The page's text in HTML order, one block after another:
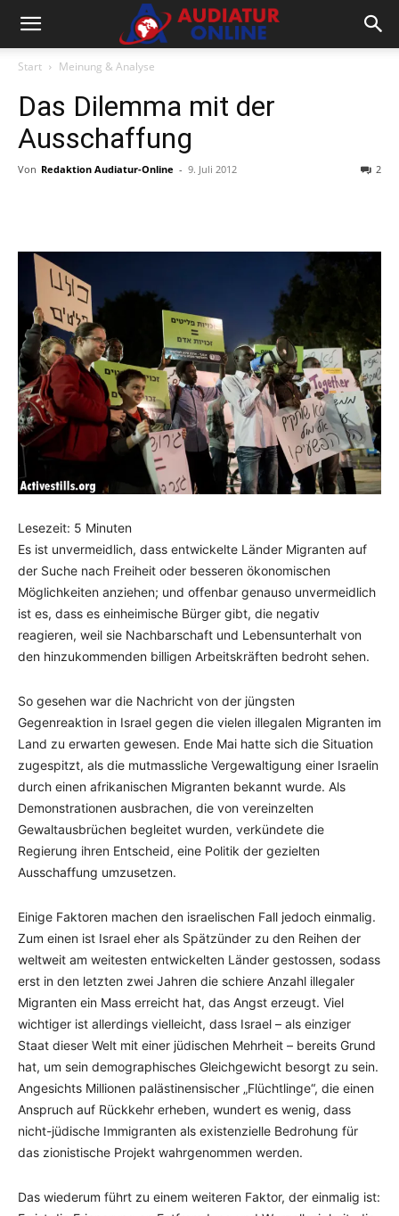
Start Meinung & Analyse
Das Dilemma mit der
Ausschaffung
Von Redaktion Audiatur-Online - 9. Juli 2012 2
Lesezeit: 5 Minuten
Es ist unvermeidlich, dass entwickelte Länder Migranten auf
der Suche nach Freiheit oder besseren ökonomischen
Möglichkeiten anziehen; und offenbar genauso unvermeidlich
ist es, dass es einheimische Bürger gibt, die negativ
reagieren, weil sie Nachbarschaft und Lebensunterhalt von
den hinzukommenden billigen Arbeitskräften bedroht sehen.
So gesehen war die Nachricht von der jüngsten
Gegenreaktion in Israel gegen die vielen illegalen Migranten im
Land zu erwarten gewesen. Ende Mai hatte sich die Situation
zugespitzt, als die mutmassliche Vergewaltigung einer Israelin
durch einen afrikanischen Migranten bekannt wurde. Als
Demonstrationen ausbrachen, die von vereinzelten
Gewaltausbrüchen begleitet wurden, verkündete die
Regierung ihren Entscheid, eine Politik der gezielten
Ausschaffung umzusetzen.
Einige Faktoren machen den israelischen Fall jedoch einmalig.
Zum einen ist Israel eher als Spätzünder zu den Reihen der
weltweit am weitesten entwickelten Länder gestossen, sodass
erst in den letzten zwei Jahren die schiere Anzahl illegaler
Migranten ein Mass erreicht hat, das Angst erzeugt. Viel
wichtiger ist allerdings vielleicht, dass Israel – als einziger
Staat dieser Welt mit einer jüdischen Mehrheit – bereits Grund
hat, um sein demographisches Gleichgewicht besorgt zu sein.
Angesichts Millionen palästinensischer „Flüchtlinge“, die einen
Anspruch auf Rückkehr erheben, wundert es wenig, dass
nicht-jüdische Immigranten als existenzielle Bedrohung für
das zionistische Projekt wahrgenommen werden.
Das wiederum führt zu einem weiteren Faktor, der einmalig ist: